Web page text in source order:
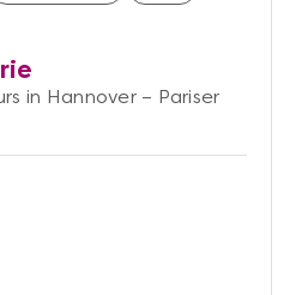
in Hannover – Pariser